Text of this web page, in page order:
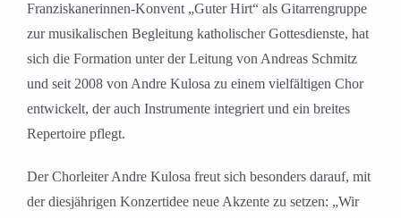
Franziskanerinnen-Konvent „Guter Hirt“ als Gitarrengruppe
zur musikalischen Begleitung katholischer Gottesdienste, hat
sich die Formation unter der Leitung von Andreas Schmitz
und seit 2008 von Andre Kulosa zu einem vielfältigen Chor
entwickelt, der auch Instrumente integriert und ein breites
Repertoire pflegt.
Der Chorleiter Andre Kulosa freut sich besonders darauf, mit
der diesjährigen Konzertidee neue Akzente zu setzen: „Wir